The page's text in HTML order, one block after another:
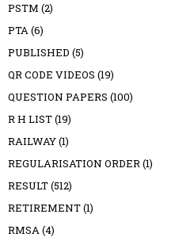
PSTM (2)
PTA(6)
PUBLISHED (5)
QR CODE VIDEOS (19)
QUESTION PAPERS (100)
R H LIST(19)
RAILWAY(1)
REGULARISATION ORDER(1)
RESULT(512)
RETIREMENT(1)
RMSA(4)